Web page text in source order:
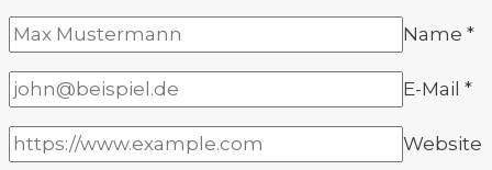
Name *
E-Mail *
Website